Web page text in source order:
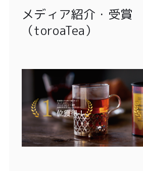
メディア紹介・受賞
（toroaTea）